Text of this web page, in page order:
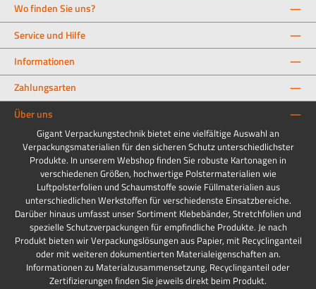
Wo finden Sie uns?
Service und Hilfe
Informationen
Zahlungsarten
Über uns
Gigant Verpackungstechnik bietet eine vielfältige Auswahl an
Verpackungsmaterialien für den sicheren Schutz unterschiedlichster
Produkte. In unserem Webshop finden Sie robuste Kartonagen in
verschiedenen Größen, hochwertige Polstermaterialien wie
Luftpolsterfolien und Schaumstoffe sowie Füllmaterialien aus
unterschiedlichen Werkstoffen für verschiedenste Einsatzbereiche.
Darüber hinaus umfasst unser Sortiment Klebebänder, Stretchfolien und
spezielle Schutzverpackungen für empfindliche Produkte. Je nach
Produkt bieten wir Verpackungslösungen aus Papier, mit Recyclinganteil
oder mit weiteren dokumentierten Materialeigenschaften an.
Informationen zu Materialzusammensetzung, Recyclinganteil oder
Zertifizierungen finden Sie jeweils direkt beim Produkt.